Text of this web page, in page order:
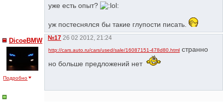
уже есть опыт?
уж постеснялся бы такие глупости писать.
DicoeBMW
Подробно
№17 26 02 2012, 21:24
http://cars.auto.ru/cars/used/sale/16087151-478d80.html странно
но больше предложений нет